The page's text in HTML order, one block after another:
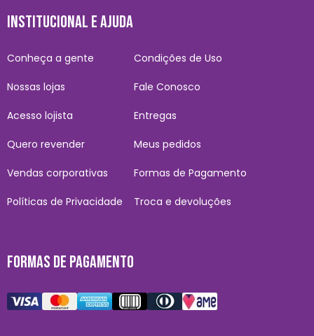
INSTITUCIONAL E AJUDA
Conheça a gente
Nossas lojas
Acesso lojista
Quero revender
Vendas corporativas
Políticas de Privacidade
Condições de Uso
Fale Conosco
Entregas
Meus pedidos
Formas de Pagamento
Troca e devoluções
FORMAS DE PAGAMENTO